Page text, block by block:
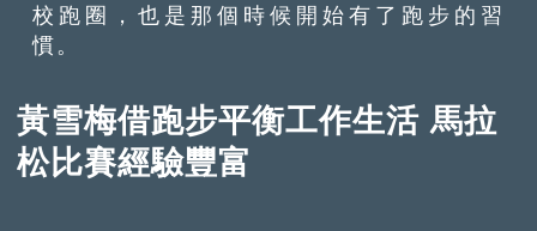
校跑圈，也是那個時候開始有了跑步的習
慣。
黃雪梅借跑步平衡工作生活 馬拉
松比賽經驗豐富